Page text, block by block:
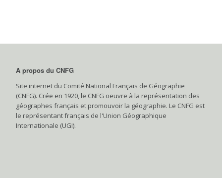
A propos du CNFG
Site internet du Comité National Français de Géographie
(CNFG). Crée en 1920, le CNFG oeuvre à la représentation des
géographes français et promouvoir la géographie. Le CNFG est
le représentant français de l'Union Géographique
Internationale (UGI).